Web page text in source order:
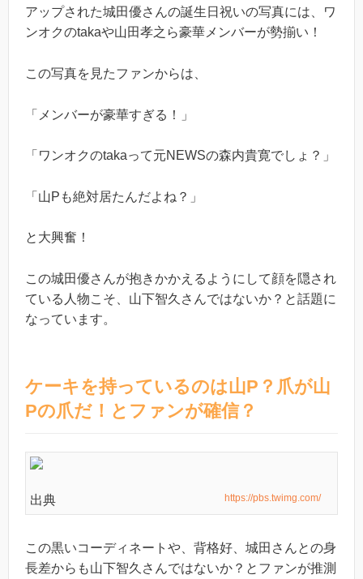
アップされた城田優さんの誕生日祝いの写真には、ワ
ンオクのtakaや山田孝之ら豪華メンバーが勢揃い！
この写真を見たファンからは、
「メンバーが豪華すぎる！」
「ワンオクのtakaって元NEWSの森内貴寛でしょ？」
「山Pも絶対居たんだよね？」
と大興奮！
この城田優さんが抱きかかえるようにして顔を隠され
ている人物こそ、山下智久さんではないか？と話題に
なっています。
ケーキを持っているのは山P？爪が山
Pの爪だ！とファンが確信？
出典 https://pbs.twimg.com/
この黒いコーディネートや、背格好、城田さんとの身
長差からも山下智久さんではないか？とファンが推測